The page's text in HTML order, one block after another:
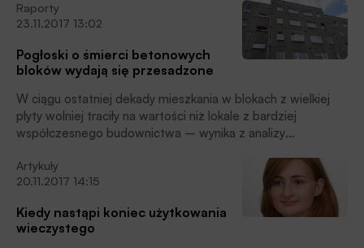
ostrzega wielu analityków.
Raporty
23.11.2017 13:02
Pogłoski o śmierci betonowych
bloków wydają się przesadzone
W ciągu ostatniej dekady mieszkania w blokach z wielkiej
płyty wolniej traciły na wartości niż lokale z bardziej
współczesnego budownictwa – wynika z analizy
betonowych bloków wydają się więc przesadzone.
Artykuły
20.11.2017 14:15
Kiedy nastąpi koniec użytkowania
wieczystego